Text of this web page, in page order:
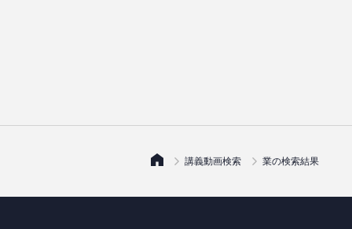
講義動画検索 業の検索結果